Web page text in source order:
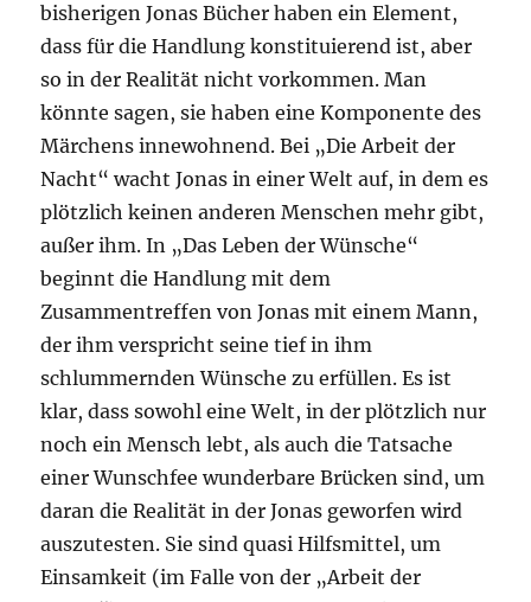
bisherigen Jonas Bücher haben ein Element,
dass für die Handlung konstituierend ist, aber
so in der Realität nicht vorkommen. Man
könnte sagen, sie haben eine Komponente des
Märchens innewohnend. Bei „Die Arbeit der
Nacht“ wacht Jonas in einer Welt auf, in dem es
plötzlich keinen anderen Menschen mehr gibt,
außer ihm. In „Das Leben der Wünsche“
beginnt die Handlung mit dem
Zusammentreffen von Jonas mit einem Mann,
der ihm verspricht seine tief in ihm
schlummernden Wünsche zu erfüllen. Es ist
klar, dass sowohl eine Welt, in der plötzlich nur
noch ein Mensch lebt, als auch die Tatsache
einer Wunschfee wunderbare Brücken sind, um
daran die Realität in der Jonas geworfen wird
auszutesten. Sie sind quasi Hilfsmittel, um
Einsamkeit (im Falle von der „Arbeit der